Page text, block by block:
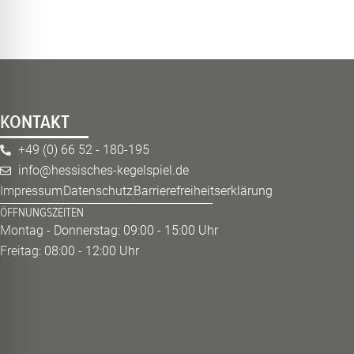
KONTAKT
+49 (0) 66 52 - 180-195
info@hessisches-kegelspiel.de
ImpressumDatenschutzBarrierefreiheitserklärung
ÖFFNUNGSZEITEN
Montag - Donnerstag: 09:00 - 15:00 Uhr
Freitag: 08:00 - 12:00 Uhr